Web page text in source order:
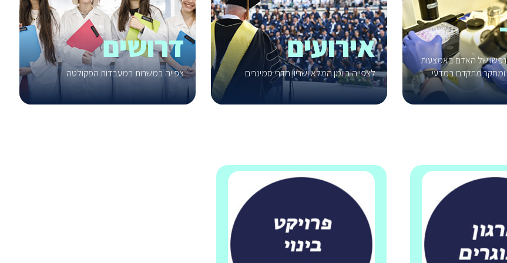
ונפשו של האדם באמצעות
ומחקר מתקדם במדעי
אירועים
לצפייה ביומן המלא ושריון חדרי סמינרים
דרושים
צפייה במשרות במעבדות הפקולטה